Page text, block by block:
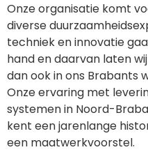
Onze organisatie komt
diverse
techniek en innovatie
hand en daarvan laten
dan ook in ons Brabants
Onze ervaring met
systemen in Noord-
kent een jarenlange
een maatwerkvoorstel.